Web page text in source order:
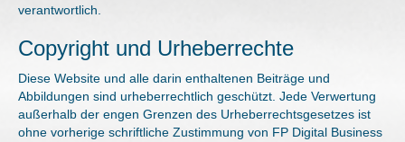
verantwortlich.
Copyright und Urheberrechte
Diese Website und alle darin enthaltenen Beiträge und
Abbildungen sind urheberrechtlich geschützt. Jede Verwertung
außerhalb der engen Grenzen des Urheberrechtsgesetzes ist
ohne vorherige schriftliche Zustimmung von FP Digital Business